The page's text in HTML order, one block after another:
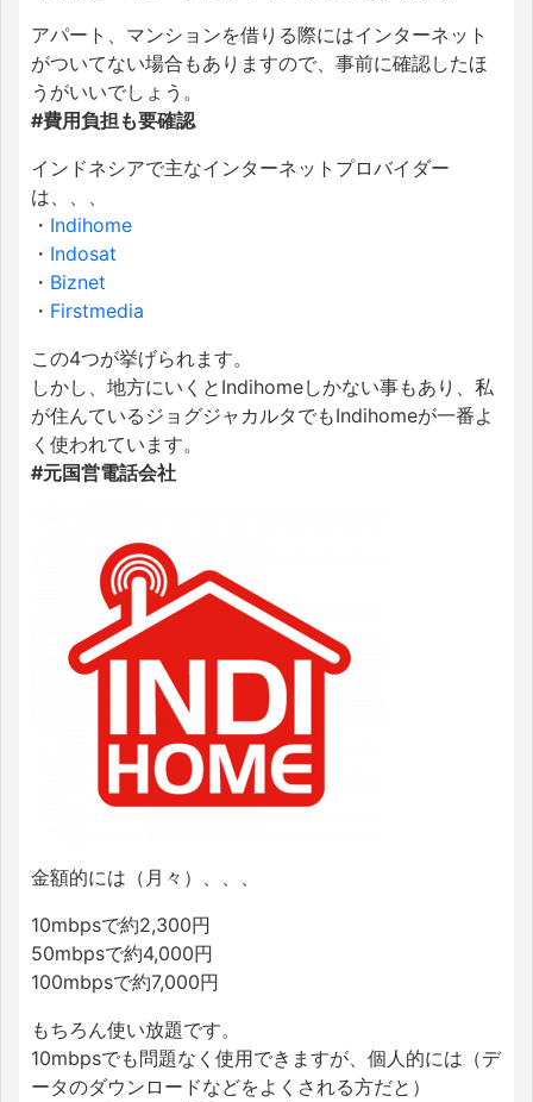
アパート、マンションを借りる際にはインターネット
がついてない場合もありますので、事前に確認したほ
うがいいでしょう。
#費用負担も要確認
インドネシアで主なインターネットプロバイダー
は、、、
・ Indihome
・ Indosat
・ Biznet
・ Firstmedia
この4つが挙げられます。
しかし、地方にいくとIndihomeしかない事もあり、私
が住んているジョグジャカルタでもIndihomeが一番よ
く使われています。
#元国営電話会社
金額的には（月々）、、、
10mbpsで約2,300円
50mbpsで約4,000円
100mbpsで約7,000円
もちろん使い放題です。
10mbpsでも問題なく使用できますが、個人的には（デ
ータのダウンロードなどをよくされる方だと）